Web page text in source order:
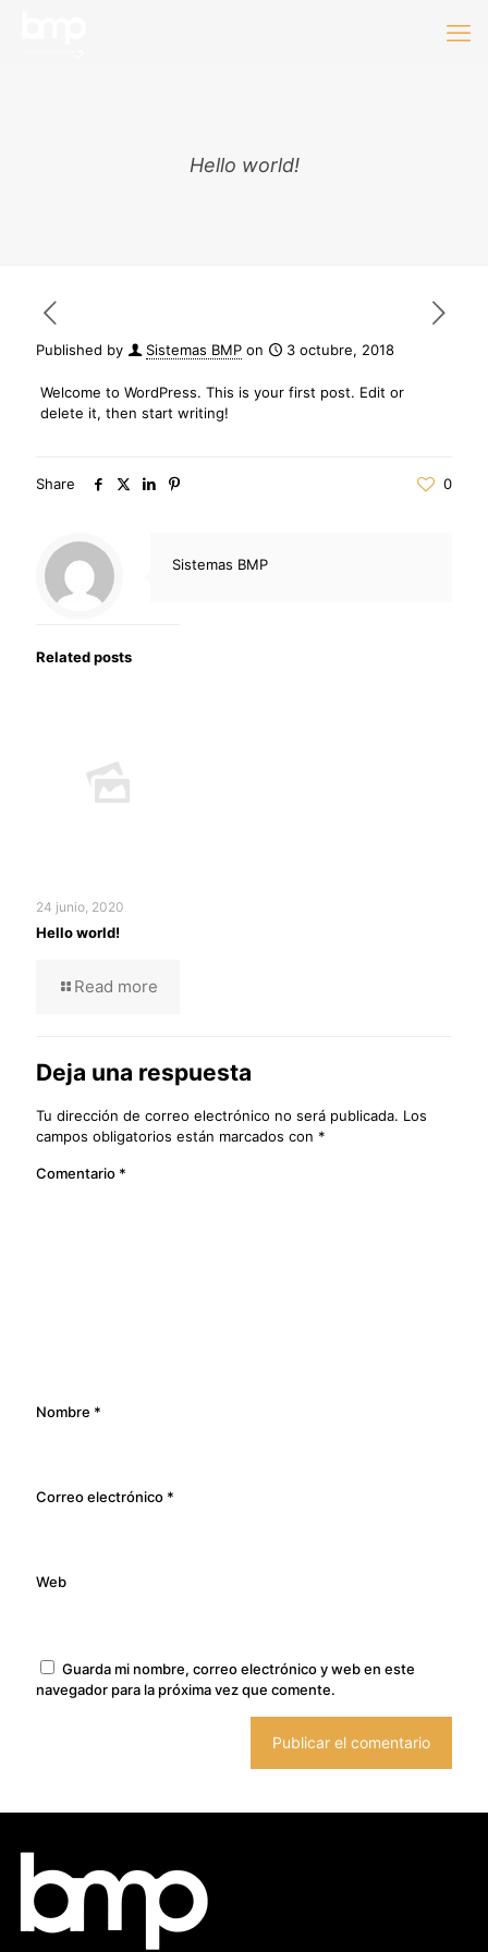
Hello world!
Published by Sistemas BMP on 3 octubre, 2018
Welcome to WordPress. This is your first post. Edit or
delete it, then start writing!
Share 0
Sistemas BMP
Related posts
24 junio, 2020
Hello world!
Read more
Deja una respuesta
Tu dirección de correo electrónico no será publicada. Los
campos obligatorios están marcados con *
Comentario *
Nombre *
Correo electrónico *
Web
Guarda mi nombre, correo electrónico y web en este
navegador para la próxima vez que comente.